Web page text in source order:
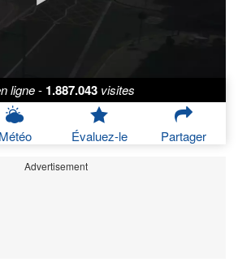
ligne - 1.887.043 visites
Météo Évaluez-le Partager
Advertisement